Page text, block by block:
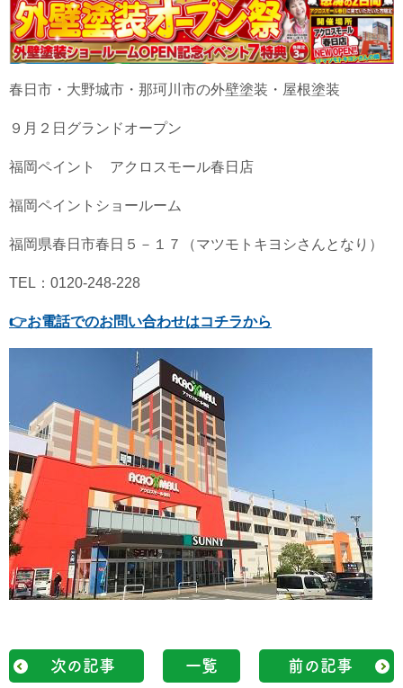
春日市・大野城市・那珂川市の外壁塗装・屋根塗装
９月２日グランドオープン
福岡ペイント アクロスモール春日店
福岡ペイントショールーム
福岡県春日市春日５－１７（マツモトキヨシさんとなり）
TEL：0120-248-228
👉お電話でのお問い合わせはコチラから
次の記事 一覧 前の記事